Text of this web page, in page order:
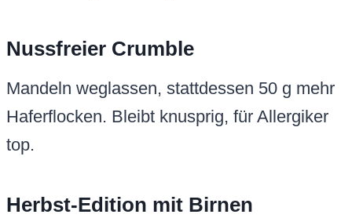
Nussfreier Crumble
Mandeln weglassen, stattdessen 50 g mehr
Haferflocken. Bleibt knusprig, für Allergiker
top.
Herbst-Edition mit Birnen